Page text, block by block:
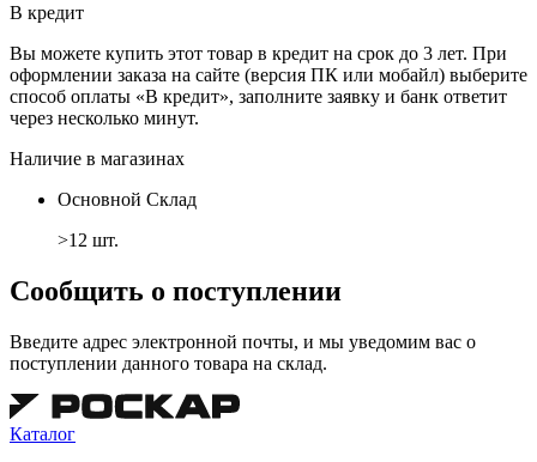
В кредит
Вы можете купить этот товар в кредит на срок до 3 лет. При
оформлении заказа на сайте (версия ПК или мобайл) выберите
способ оплаты «В кредит», заполните заявку и банк ответит
через несколько минут.
Наличие в магазинах
Основной Склад
>12 шт.
Сообщить о поступлении
Введите адрес электронной почты, и мы уведомим вас о
поступлении данного товара на склад.
Каталог